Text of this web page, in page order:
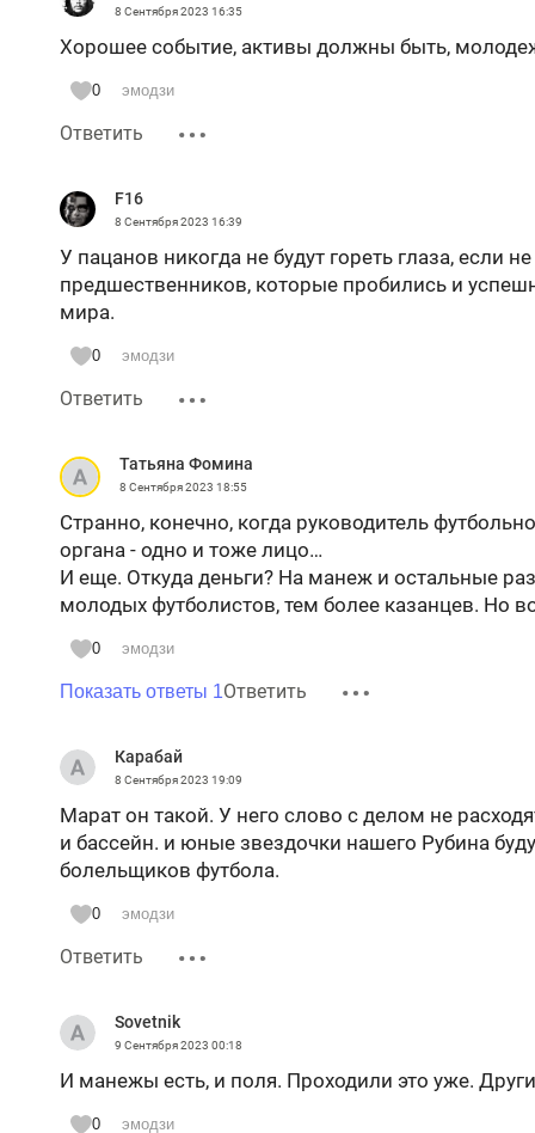
8 Сентября 2023 16:35
Хорошее событие, активы должны быть,
0 эмодзи
Ответить
F16
8 Сентября 2023 16:39
У пацанов никогда не будут гореть глаза, если
предшественников, которые пробились и
мира.
0 эмодзи
Ответить
Татьяна Фомина
8 Сентября 2023 18:55
Странно, конечно, когда руководитель
органа - одно и тоже лицо…
И еще. Откуда деньги? На манеж и остальные
молодых футболистов, тем более казанцев. Но
0 эмодзи
Показать ответы 1Ответить
Карабай
8 Сентября 2023 19:09
Марат он такой. У него слово с делом не
и бассейн. и юные звездочки нашего Рубина
болельщиков футбола.
0 эмодзи
Ответить
Sovetnik
9 Сентября 2023 00:18
И манежы есть, и поля. Проходили это уже.
0 эмодзи